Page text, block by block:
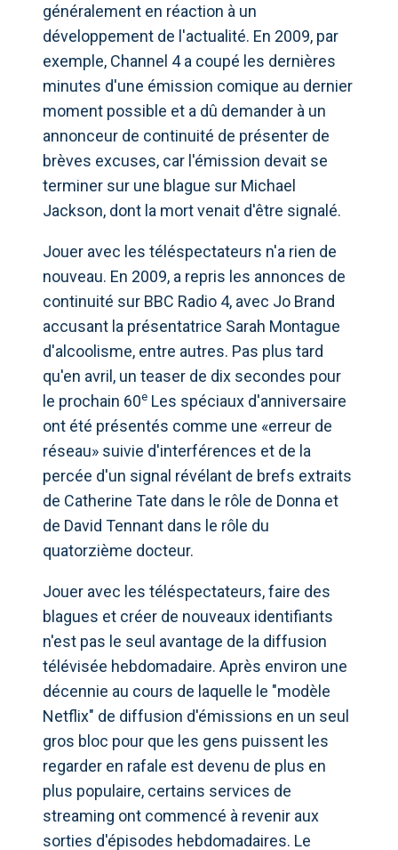
généralement en réaction à un
développement de l'actualité. En 2009, par
exemple, Channel 4 a coupé les dernières
minutes d'une émission comique au dernier
moment possible et a dû demander à un
annonceur de continuité de présenter de
brèves excuses, car l'émission devait se
terminer sur une blague sur Michael
Jackson, dont la mort venait d'être signalé.
Jouer avec les téléspectateurs n'a rien de
nouveau. En 2009, a repris les annonces de
continuité sur BBC Radio 4, avec Jo Brand
accusant la présentatrice Sarah Montague
d'alcoolisme, entre autres. Pas plus tard
qu'en avril, un teaser de dix secondes pour
le prochain 60e Les spéciaux d'anniversaire
ont été présentés comme une «erreur de
réseau» suivie d'interférences et de la
percée d'un signal révélant de brefs extraits
de Catherine Tate dans le rôle de Donna et
de David Tennant dans le rôle du
quatorzième docteur.
Jouer avec les téléspectateurs, faire des
blagues et créer de nouveaux identifiants
n'est pas le seul avantage de la diffusion
télévisée hebdomadaire. Après environ une
décennie au cours de laquelle le "modèle
Netflix" de diffusion d'émissions en un seul
gros bloc pour que les gens puissent les
regarder en rafale est devenu de plus en
plus populaire, certains services de
streaming ont commencé à revenir aux
sorties d'épisodes hebdomadaires. Le